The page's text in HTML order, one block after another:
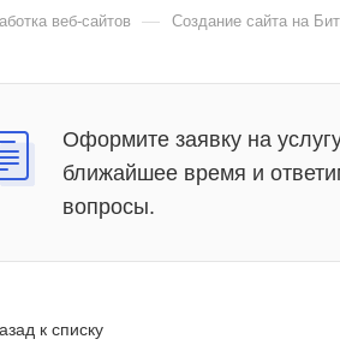
веб-сайтов — Создание сайта на
Оформите заявку на
ближайшее время и
вопросы.
к списку